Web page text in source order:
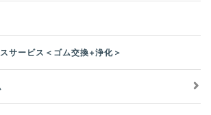
サービス＜ゴム交換+浄化＞